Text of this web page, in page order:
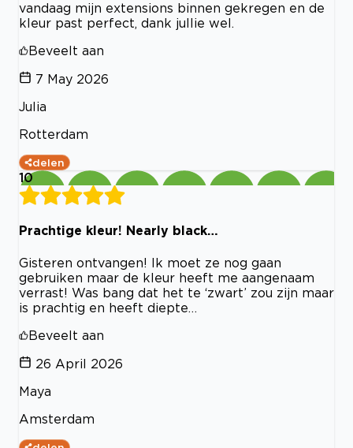
vandaag mijn extensions binnen gekregen en de
kleur past perfect, dank jullie wel.
Beveelt aan
7 May 2026
Julia
Rotterdam
delen
10
Prachtige kleur! Nearly black…
Gisteren ontvangen! Ik moet ze nog gaan
gebruiken maar de kleur heeft me aangenaam
verrast! Was bang dat het te ‘zwart’ zou zijn maar
is prachtig en heeft diepte…
Beveelt aan
26 April 2026
Maya
Amsterdam